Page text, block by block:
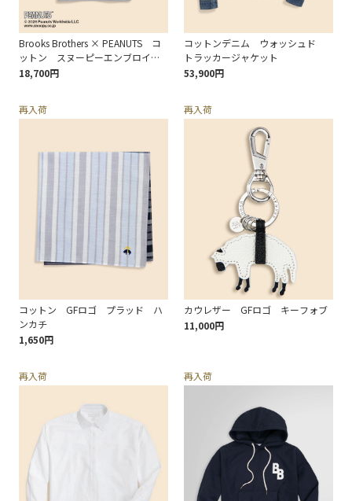
Brooks Brothers × PEANUTS コ
ットン スヌーピーエンブロイダ
リー マリナーストライプ Tシャ
18,700円
コットンデニム ウォッシュド
トラッカージャケット
53,900円
再入荷
コットン GFロゴ プラッド ハ
ンカチ
1,650円
再入荷
カウレザー GFロゴ キーフォブ
11,000円
再入荷 再入荷